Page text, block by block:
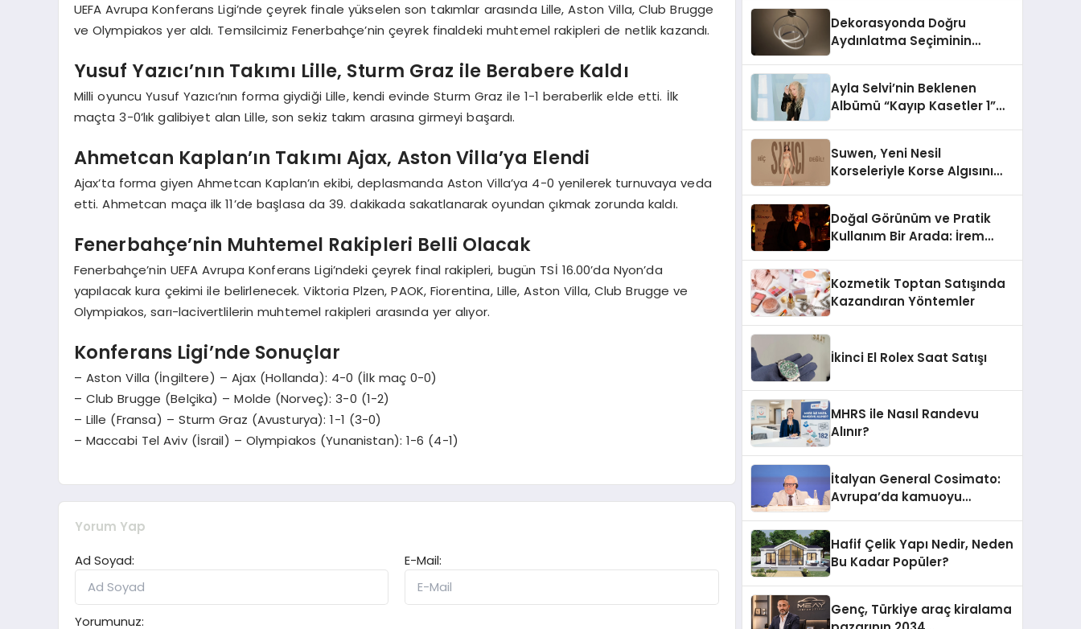
UEFA Avrupa Konferans Ligi’nde çeyrek finale yükselen son takımlar arasında Lille, Aston Villa, Club Brugge
ve Olympiakos yer aldı. Temsilcimiz Fenerbahçe’nin çeyrek finaldeki muhtemel rakipleri de netlik kazandı.
Yusuf Yazıcı’nın Takımı Lille, Sturm Graz ile Berabere Kaldı
Milli oyuncu Yusuf Yazıcı’nın forma giydiği Lille, kendi evinde Sturm Graz ile 1-1 beraberlik elde etti. İlk
maçta 3-0’lık galibiyet alan Lille, son sekiz takım arasına girmeyi başardı.
Ahmetcan Kaplan’ın Takımı Ajax, Aston Villa’ya Elendi
Ajax’ta forma giyen Ahmetcan Kaplan’ın ekibi, deplasmanda Aston Villa’ya 4-0 yenilerek turnuvaya veda
etti. Ahmetcan maça ilk 11’de başlasa da 39. dakikada sakatlanarak oyundan çıkmak zorunda kaldı.
Fenerbahçe’nin Muhtemel Rakipleri Belli Olacak
Fenerbahçe’nin UEFA Avrupa Konferans Ligi’ndeki çeyrek final rakipleri, bugün TSİ 16.00’da Nyon’da
yapılacak kura çekimi ile belirlenecek. Viktoria Plzen, PAOK, Fiorentina, Lille, Aston Villa, Club Brugge ve
Olympiakos, sarı-lacivertlilerin muhtemel rakipleri arasında yer alıyor.
Konferans Ligi’nde Sonuçlar
– Aston Villa (İngiltere) – Ajax (Hollanda): 4-0 (İlk maç 0-0)
– Club Brugge (Belçika) – Molde (Norveç): 3-0 (1-2)
– Lille (Fransa) – Sturm Graz (Avusturya): 1-1 (3-0)
– Maccabi Tel Aviv (İsrail) – Olympiakos (Yunanistan): 1-6 (4-1)
Yorum Yap
Ad Soyad:
E-Mail:
Yorumunuz:
Dekorasyonda Doğru
Aydınlatma Seçiminin
Ayla Selvi’nin Beklenen
Albümü “Kayıp Kasetler 1”
Suwen, Yeni Nesil
Korseleriyle Korse Algısını
Doğal Görünüm ve Pratik
Kullanım Bir Arada: İrem
Kozmetik Toptan Satışında
Kazandıran Yöntemler
İkinci El Rolex Saat Satışı
MHRS ile Nasıl Randevu
Alınır?
İtalyan General Cosimato:
Avrupa’da kamuoyu
Hafif Çelik Yapı Nedir, Neden
Bu Kadar Popüler?
Genç, Türkiye araç kiralama